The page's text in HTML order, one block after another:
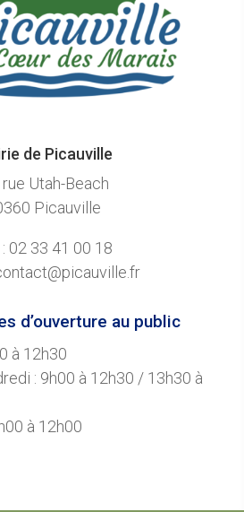
de Picauville
rue Utah-Beach
Picauville
: 02 33 41 00 18
d’ouverture au public
à 12h30
: 9h00 à 12h30 / 13h30 à
à 12h00